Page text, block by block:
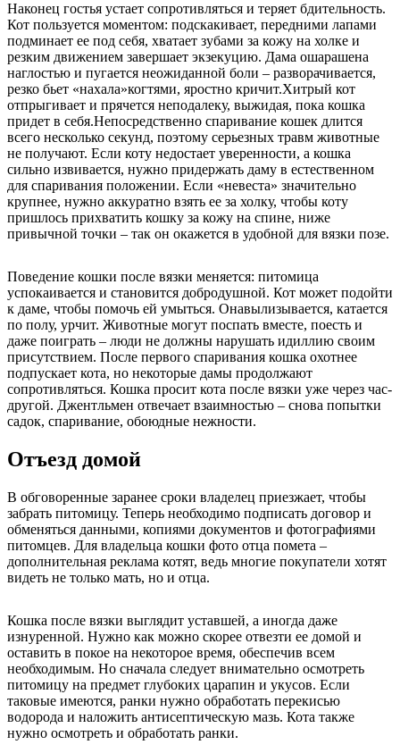
Наконец гостья устает сопротивляться и теряет бдительность.
Кот пользуется моментом: подскакивает, передними лапами
подминает ее под себя, хватает зубами за кожу на холке и
резким движением завершает экзекуцию. Дама ошарашена
наглостью и пугается неожиданной боли – разворачивается,
резко бьет «нахала»когтями, яростно кричит.Хитрый кот
отпрыгивает и прячется неподалеку, выжидая, пока кошка
придет в себя.Непосредственно спаривание кошек длится
всего несколько секунд, поэтому серьезных травм животные
не получают. Если коту недостает уверенности, а кошка
сильно извивается, нужно придержать даму в естественном
для спаривания положении. Если «невеста» значительно
крупнее, нужно аккуратно взять ее за холку, чтобы коту
пришлось прихватить кошку за кожу на спине, ниже
привычной точки – так он окажется в удобной для вязки позе.
Поведение кошки после вязки меняется: питомица
успокаивается и становится добродушной. Кот может подойти
к даме, чтобы помочь ей умыться. Онавылизывается, катается
по полу, урчит. Животные могут поспать вместе, поесть и
даже поиграть – люди не должны нарушать идиллию своим
присутствием. После первого спаривания кошка охотнее
подпускает кота, но некоторые дамы продолжают
сопротивляться. Кошка просит кота после вязки уже через час-
другой. Джентльмен отвечает взаимностью – снова попытки
садок, спаривание, обоюдные нежности.
Отъезд домой
В обговоренные заранее сроки владелец приезжает, чтобы
забрать питомицу. Теперь необходимо подписать договор и
обменяться данными, копиями документов и фотографиями
питомцев. Для владельца кошки фото отца помета –
дополнительная реклама котят, ведь многие покупатели хотят
видеть не только мать, но и отца.
Кошка после вязки выглядит уставшей, а иногда даже
изнуренной. Нужно как можно скорее отвезти ее домой и
оставить в покое на некоторое время, обеспечив всем
необходимым. Но сначала следует внимательно осмотреть
питомицу на предмет глубоких царапин и укусов. Если
таковые имеются, ранки нужно обработать перекисью
водорода и наложить антисептическую мазь. Кота также
нужно осмотреть и обработать ранки.